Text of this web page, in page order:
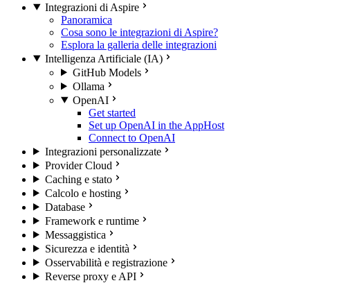
Integrazioni di Aspire
Panoramica
Cosa sono le integrazioni di Aspire?
Esplora la galleria delle integrazioni
Intelligenza Artificiale (IA)
GitHub Models
Ollama
OpenAI
Get started
Set up OpenAI in the AppHost
Connect to OpenAI
Integrazioni personalizzate
Provider Cloud
Caching e stato
Calcolo e hosting
Database
Framework e runtime
Messaggistica
Sicurezza e identità
Osservabilità e registrazione
Reverse proxy e API